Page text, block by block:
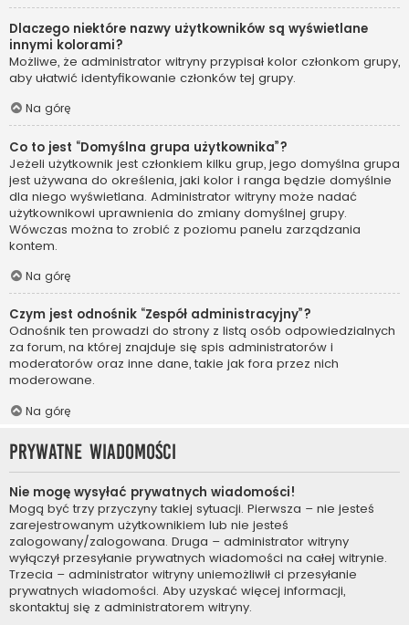
Dlaczego niektóre nazwy użytkowników są wyświetlane
innymi kolorami?
Możliwe, że administrator witryny przypisał kolor członkom grupy,
aby ułatwić identyfikowanie członków tej grupy.
Na górę
Co to jest “Domyślna grupa użytkownika”?
Jeżeli użytkownik jest członkiem kilku grup, jego domyślna grupa
jest używana do określenia, jaki kolor i ranga będzie domyślnie
dla niego wyświetlana. Administrator witryny może nadać
użytkownikowi uprawnienia do zmiany domyślnej grupy.
Wówczas można to zrobić z poziomu panelu zarządzania
kontem.
Na górę
Czym jest odnośnik “Zespół administracyjny”?
Odnośnik ten prowadzi do strony z listą osób odpowiedzialnych
za forum, na której znajduje się spis administratorów i
moderatorów oraz inne dane, takie jak fora przez nich
moderowane.
Na górę
Prywatne wiadomości
Nie mogę wysyłać prywatnych wiadomości!
Mogą być trzy przyczyny takiej sytuacji. Pierwsza – nie jesteś
zarejestrowanym użytkownikiem lub nie jesteś
zalogowany/zalogowana. Druga – administrator witryny
wyłączył przesyłanie prywatnych wiadomości na całej witrynie.
Trzecia – administrator witryny uniemożliwił ci przesyłanie
prywatnych wiadomości. Aby uzyskać więcej informacji,
skontaktuj się z administratorem witryny.